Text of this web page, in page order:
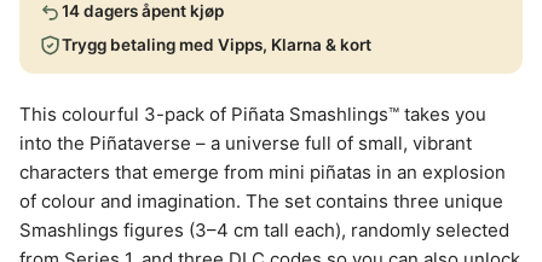
14 dagers åpent kjøp
Trygg betaling med Vipps, Klarna & kort
This colourful 3-pack of Piñata Smashlings™ takes you
into the Piñataverse – a universe full of small, vibrant
characters that emerge from mini piñatas in an explosion
of colour and imagination. The set contains three unique
Smashlings figures (3–4 cm tall each), randomly selected